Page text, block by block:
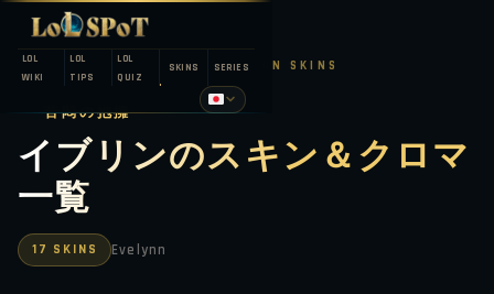
LOL
WIKI
LOL
TIPS
LOL
QUIZ
SKINS SERIES
LEAGUE OF LEGENDS — CHAMPION SKINS
苦悶の抱擁
イブリンのスキン＆クロマ
一覧
17 SKINS Evelynn